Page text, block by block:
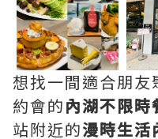
想找一間適合朋
約會的內湖不限時
站附近的漫時生活